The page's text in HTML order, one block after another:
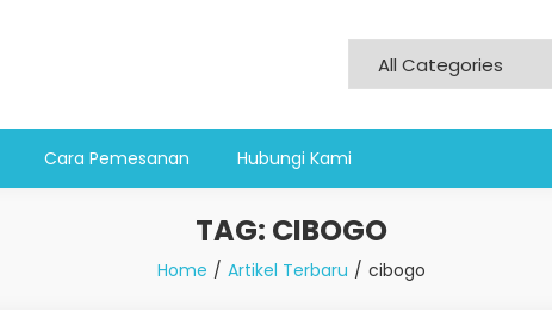
Cara Pemesanan Hubungi Kami
TAG: CIBOGO
Home Artikel Terbaru cibogo